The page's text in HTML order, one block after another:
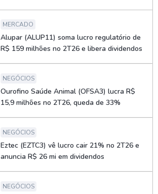
MERCADO
Alupar (ALUP11) soma lucro regulatório de
R$ 159 milhões no 2T26 e libera dividendos
NEGÓCIOS
Ourofino Saúde Animal (OFSA3) lucra R$
15,9 milhões no 2T26, queda de 33%
NEGÓCIOS
Eztec (EZTC3) vê lucro cair 21% no 2T26 e
anuncia R$ 26 mi em dividendos
NEGÓCIOS